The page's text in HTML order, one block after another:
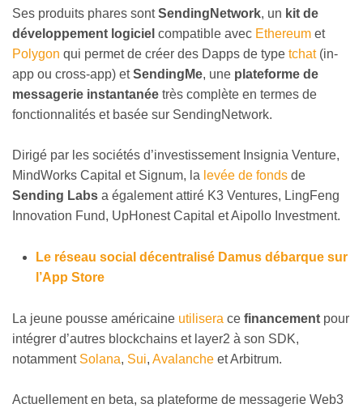
Ses produits phares sontSendingNetwork, un kit de
développement logiciel compatible avec Ethereum et
Polygon qui permet de créer des Dapps de type tchat(in-
app ou cross-app) etSendingMe, une plateforme de
messagerie instantanée très complète en termes de
fonctionnalités et basée sur SendingNetwork.
Dirigé par les sociétés d’investissement Insignia Venture,
MindWorks Capital et Signum, la levée de fonds de
Sending Labs a également attiré K3 Ventures, LingFeng
Innovation Fund, UpHonest Capital et Aipollo Investment.
Le réseau social décentralisé Damus débarque sur
l’App Store
La jeune pousse américaine utilisera ce financement pour
intégrer d’autres blockchains et layer2 à son SDK,
notamment Solana, Sui, Avalanche et Arbitrum.
Actuellement en beta, sa plateforme de messagerie Web3